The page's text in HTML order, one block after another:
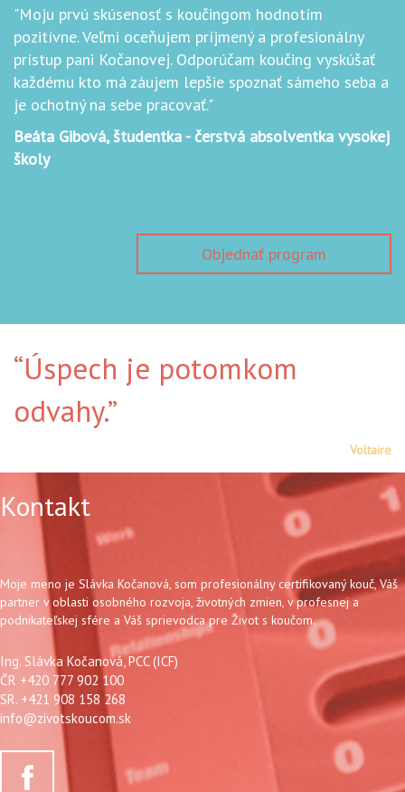
"Moju prvú skúsenosť s koučingom hodnotím
pozitívne. Veľmi oceňujem príjmený a profesionálny
prístup pani Kočanovej. Odporúčam koučing vyskúšať
každému kto má záujem lepšie spoznať sámeho seba a
je ochotný na sebe pracovať."
Beáta Gibová, študentka - čerstvá absolventka vysokej
školy
Objednať program
“Úspech je potomkom
odvahy.”
Voltaire
Kontakt
Moje meno je Slávka Kočanová, som profesionálny certifikovaný kouč, Váš
partner v oblasti osobného rozvoja, životných zmien, v profesnej a
podnikateľskej sfére a Váš sprievodca pre Život s koučom.
Ing. Slávka Kočanová, PCC (ICF)
ČR +420 777 902 100
SR. +421 908 158 268
info@zivotskoucom.sk